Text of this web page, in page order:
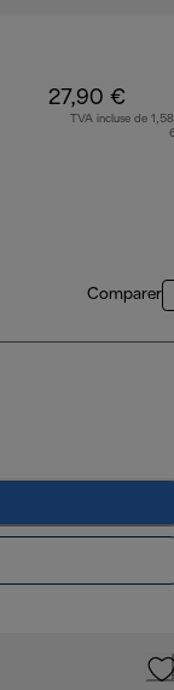
27,90 €
TVA incluse de
Comparer